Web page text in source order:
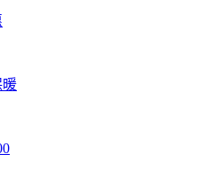
暖